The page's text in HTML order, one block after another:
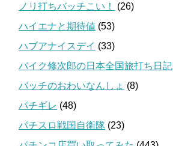
ノリ打ちバッチこい！
(26)
ハイエナと期待値 (53)
ハブアナイスデイ (33)
バイク修次郎の日本全国旅打ち日記
バッチのおわいなんしょ (8)
パチギレ (48)
パチスロ戦国自衛隊 (23)